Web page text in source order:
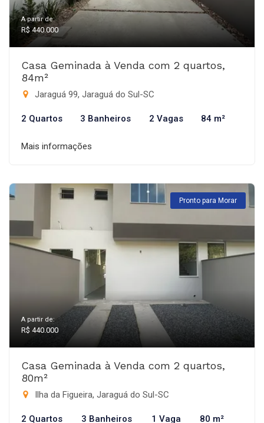
A partir de:
R$ 440.000
Casa Geminada à Venda com 2 quartos,
84m²
Jaraguá 99, Jaraguá do Sul-SC
2 Quartos 3 Banheiros 2 Vagas 84 m²
Mais informações
Pronto para Morar
A partir de:
R$ 440.000
Casa Geminada à Venda com 2 quartos,
80m²
Ilha da Figueira, Jaraguá do Sul-SC
2 Quartos 3 Banheiros 1 Vaga 80 m²